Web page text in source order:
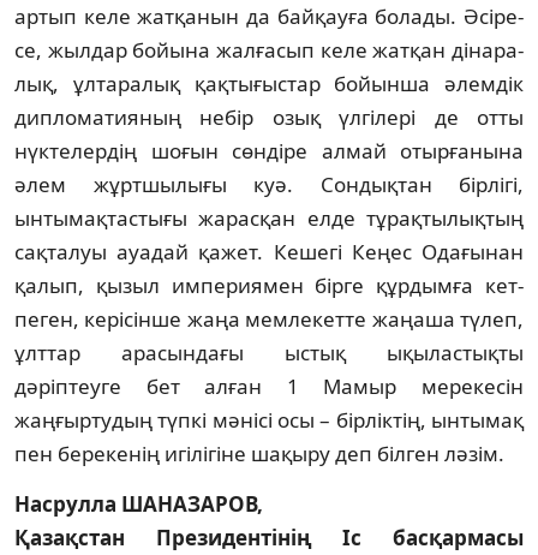
артып келе жатқанын да байқауға бо­лады. Әсіре­
се, жылдар бойына жалғасып келе жатқан ді­нара­
лық, ұлтаралық қақтығыстар бойынша әлемдік
дипло­ма­тияның небір озық үлгілері де отты
нүктелердің шо­ғын сөндіре алмай отырғанына
әлем жұртшылығы куә. Сон­дықтан бірлігі,
ынтымақтастығы жарасқан елде тұ­рақ­тылықтың
сақталуы ауадай қажет. Кешегі Кеңес Ода­ғынан
қалып, қызыл империямен бірге құрдымға кет­
пеген, керісінше жаңа мемлекетте жаңаша түлеп,
ұлт­тар арасындағы ыстық ықыластықты
дәріптеуге бет ал­ған 1 Мамыр мерекесін
жаңғыртудың түпкі мәнісі осы – бірліктің, ынтымақ
пен берекенің игілігіне шақыру деп білген ләзім.
Насрулла ШАНАЗАРОВ,
Қазақстан Президентінің Іс басқармасы